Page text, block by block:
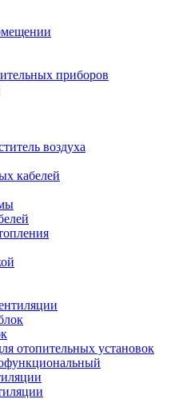
приборов
воздуха
кабелей
отопительных установок